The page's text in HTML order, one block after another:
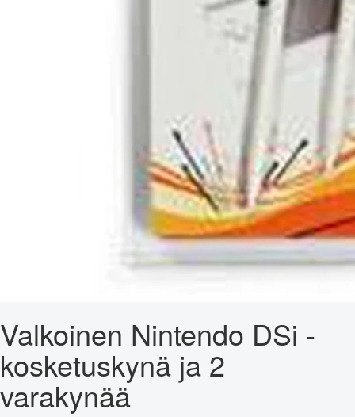
Valkoinen Nintendo DSi -
kosketuskynä ja 2
varakynää